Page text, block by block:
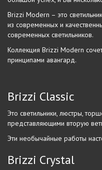
Brizzi Modern – это
из современных и
современных светильников.
Коллекция Brizzi Modern
принципами авангард.
Brizzi Classic
Это светильники, люстры,
представляющими вторую
Эти необычайные работы
Brizzi Crystal